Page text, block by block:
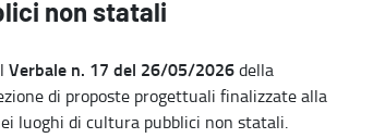
non statali
Verbale n. 17 del 26/05/2026della
di proposte progettuali finalizzate alla
luoghi di cultura pubblici non statali.